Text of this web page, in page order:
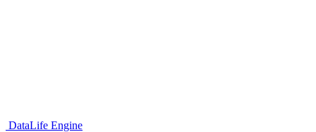
DataLife Engine